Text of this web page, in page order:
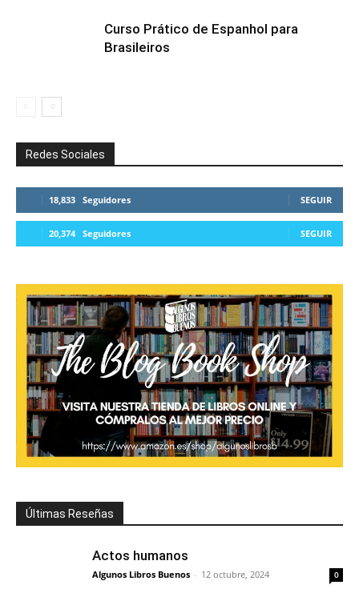
Curso Prático de Espanhol para
Brasileiros
Redes Sociales
18,833 Seguidores SEGUIR
20,374 Seguidores SEGUIR
Últimas Reseñas
Actos humanos
Algunos Libros Buenos - 12 octubre, 2024 0